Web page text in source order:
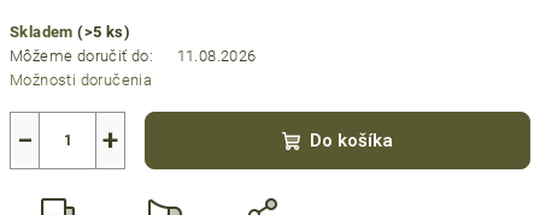
cena:
Skladem(>5 ks)
Môžeme doručiť do:
11.08.2026
Možnosti doručenia
+
− Do košíka